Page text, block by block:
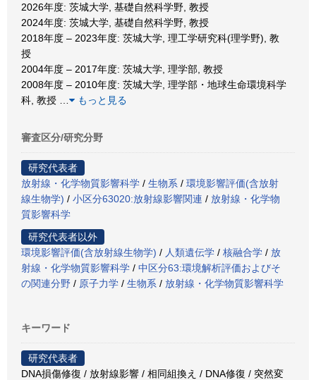
2026年度: 茨城大学, 基礎自然科学野, 教授
2024年度: 茨城大学, 基礎自然科学野, 教授
2018年度 – 2023年度: 茨城大学, 理工学研究科(理学野), 教
授
2004年度 – 2017年度: 茨城大学, 理学部, 教授
2008年度 – 2010年度: 茨城大学, 理学部・地球生命環境科学
科, 教授
もっと見る
審査区分/研究分野
研究代表者
放射線・化学物質影響科学 / 生物系 / 環境影響評価(含放射
線生物学) / 小区分63020:放射線影響関連 / 放射線・化学物
質影響科学
研究代表者以外
環境影響評価(含放射線生物学) / 人類遺伝学 / 核融合学 / 放
射線・化学物質影響科学 / 中区分63:環境解析評価およびそ
の関連分野 / 原子力学 / 生物系 / 放射線・化学物質影響科学
キーワード
研究代表者
DNA損傷修復 / 放射線影響 / 相同組換え / DNA修復 / 突然変